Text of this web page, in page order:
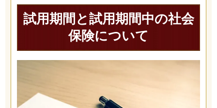
試用期間と試用期間中の社会
保険について